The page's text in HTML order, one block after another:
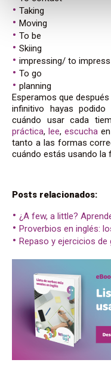
Taking
Moving
To be
Skiing
impressing/ to impress
To go
planning
Esperamos que
infinitivo hayas podido
cuándo usar cada
práctica, lee,escucha
tanto a las formas
cuándo estás usando la
Posts relacionados:
¿A few, a little?
Proverbios en inglés:
Repaso y ejercicios